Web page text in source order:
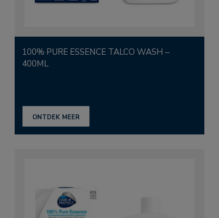
100% PURE ESSENCE TALCO WASH –
400ML
ONTDEK MEER